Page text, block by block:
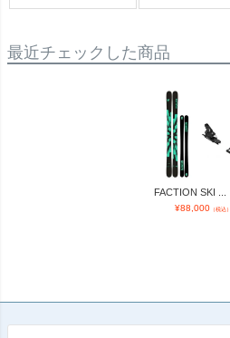
最近チェックした商品
FACTION SKI ...
¥88,000（税込）